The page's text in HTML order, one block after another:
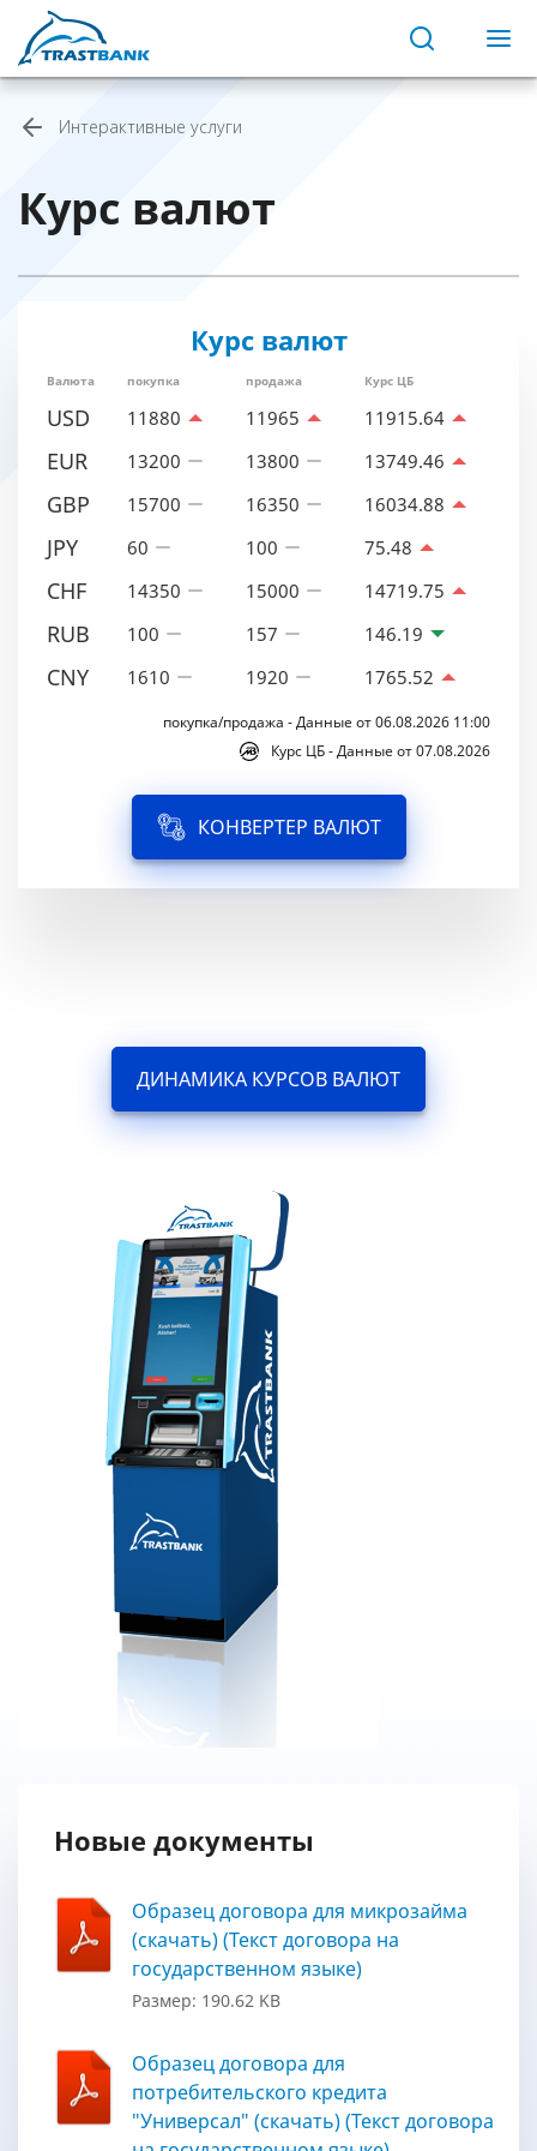
Интерактивные услуги
Курс валют
Курс валют
Валюта покупка продажа Курс ЦБ
USD 11880 11965 11915.64
EUR 13200 13800 13749.46
GBP 15700 16350 16034.88
JPY 60 100 75.48
CHF 14350 15000 14719.75
RUB 100 157 146.19
CNY 1610 1920 1765.52
покупка/продажа - Данные от 06.08.2026 11:00
Курс ЦБ - Данные от 07.08.2026
КОНВЕРТЕР ВАЛЮТ
ДИНАМИКА КУРСОВ ВАЛЮТ
Новые документы
Образец договора для микрозайма
(скачать) (Текст договора на
государственном языке)
Размер: 190.62 KB
Образец договора для
потребительского кредита
"Универсал" (скачать) (Текст договора